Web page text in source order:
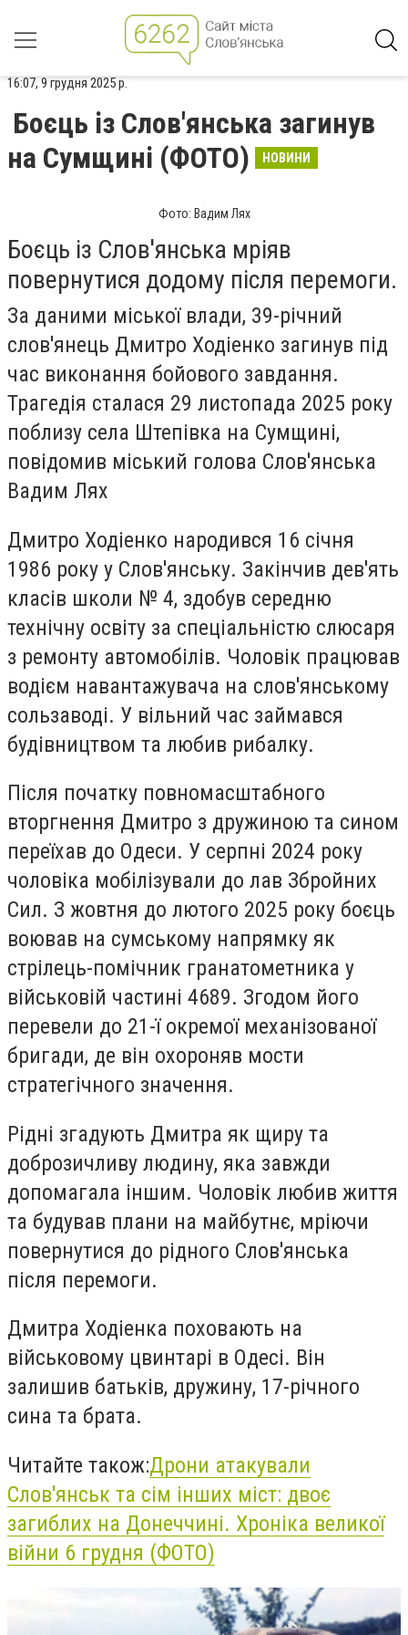
16:07, 9 грудня 2025 р.
Боєць із Слов'янська загинув
на Сумщині (ФОТО)
НОВИНИ
Фото: Вадим Лях
Боєць із Слов'янська мріяв
повернутися додому після перемоги.
За даними міської влади, 39-річний
слов'янець Дмитро Ходіенко загинув під
час виконання бойового завдання.
Трагедія сталася 29 листопада 2025 року
поблизу села Штепівка на Сумщині,
повідомив міський голова Слов'янська
Вадим Лях
Дмитро Ходіенко народився 16 січня
1986 року у Слов'янську. Закінчив дев'ять
класів школи № 4, здобув середню
технічну освіту за спеціальністю слюсаря
з ремонту автомобілів. Чоловік працював
водієм навантажувача на слов'янському
сользаводі. У вільний час займався
будівництвом та любив рибалку.
Після початку повномасштабного
вторгнення Дмитро з дружиною та сином
переїхав до Одеси. У серпні 2024 року
чоловіка мобілізували до лав Збройних
Сил. З жовтня до лютого 2025 року боєць
воював на сумському напрямку як
стрілець-помічник гранатометника у
військовій частині 4689. Згодом його
перевели до 21-ї окремої механізованої
бригади, де він охороняв мости
стратегічного значення.
Рідні згадують Дмитра як щиру та
доброзичливу людину, яка завжди
допомагала іншим. Чоловік любив життя
та будував плани на майбутнє, мріючи
повернутися до рідного Слов'янська
після перемоги.
Дмитра Ходіенка поховають на
військовому цвинтарі в Одесі. Він
залишив батьків, дружину, 17-річного
сина та брата.
Читайте також:Дрони атакували
Слов'янськ та сім інших міст: двоє
загиблих на Донеччині. Хроніка великої
війни 6 грудня (ФОТО)